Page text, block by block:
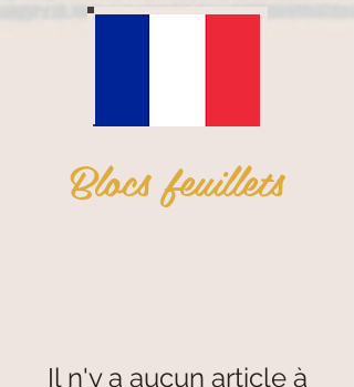
Blocs feuillets
Il n'y a aucun article à